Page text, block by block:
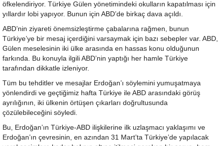
öfkelendiriyor. Türkiye Gülen yönetimindeki okulların kapatılması için
yıllardır lobi yapıyor. Bunun için ABD’de birkaç dava açıldı.
ABD’nin ziyareti önemsizleştirme çabalarına rağmen, bunun
Türkiye’ye bir mesaj içerdiğini varsaymak için bazı sebepler var. ABD,
Gülen meselesinin iki ülke arasında en hassas konu olduğunun
farkında. Bu konuyla ilgili ABD’nin yaptığı her hamle Türkiye
tarafından dikkatle izleniyor.
Tüm bu tehditler ve mesajlar Erdoğan’ı söylemini yumuşatmaya
yönlendirdi ve geçtiğimiz hafta Türkiye ile ABD arasındaki görüş
ayrılığının, iki ülkenin örtüşen çıkarları doğrultusunda
çözülebileceğini söyledi.
Bu, Erdoğan’ın Türkiye-ABD ilişkilerine ilk uzlaşmacı yaklaşımı ve
Erdoğan’ın çevresinin, en azından 31 Mart’ta Türkiye’de yapılacak